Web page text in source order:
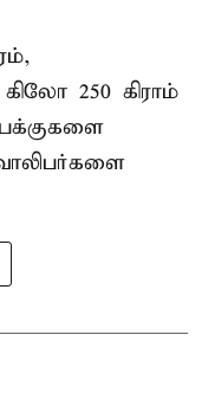
250 கிராம்